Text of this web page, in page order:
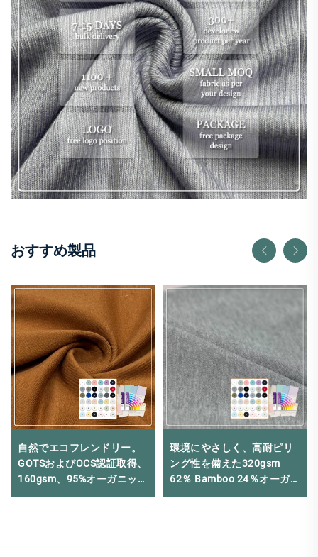
おすすめ製品
自然でエコフレンドリー。
GOTSおよびOCS認証取得、
160gsm、95%オーガニック
コットン、5%スパンデック
環境にやさしく、高耐ピリ
ング性を備えた320gsm
62％ Bamboo 24％オーガニ
ックコットン 14％スパンデ